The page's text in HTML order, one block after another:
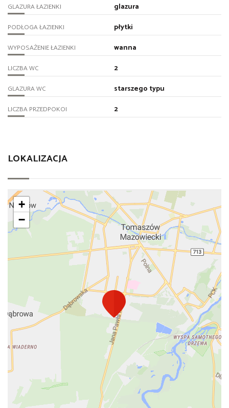
GLAZURA ŁAZIENKI glazura
PODŁOGA ŁAZIENKI płytki
WYPOSAŻENIE ŁAZIENKI wanna
LICZBA WC 2
GLAZURA WC starszego typu
LICZBA PRZEDPOKOI 2
LOKALIZACJA
+
−